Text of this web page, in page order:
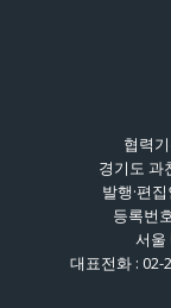
협력
경기도 과
발행·편
등록번
서울
대표전화 :